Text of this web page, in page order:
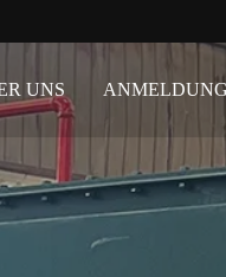
UNS ANMELDUNG